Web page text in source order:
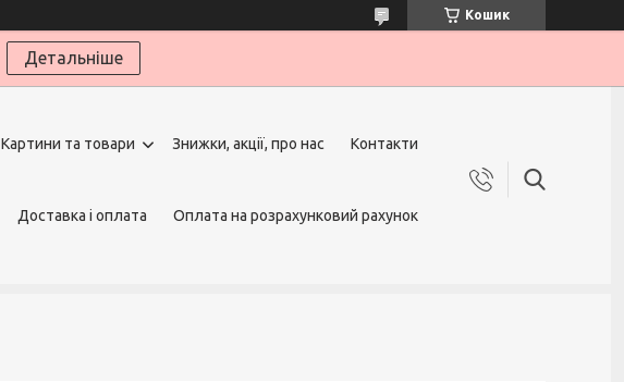
Кошик
Детальніше
Картини та товари Знижки, акції, про нас Контакти
Доставка і оплата Оплата на розрахунковий рахунок